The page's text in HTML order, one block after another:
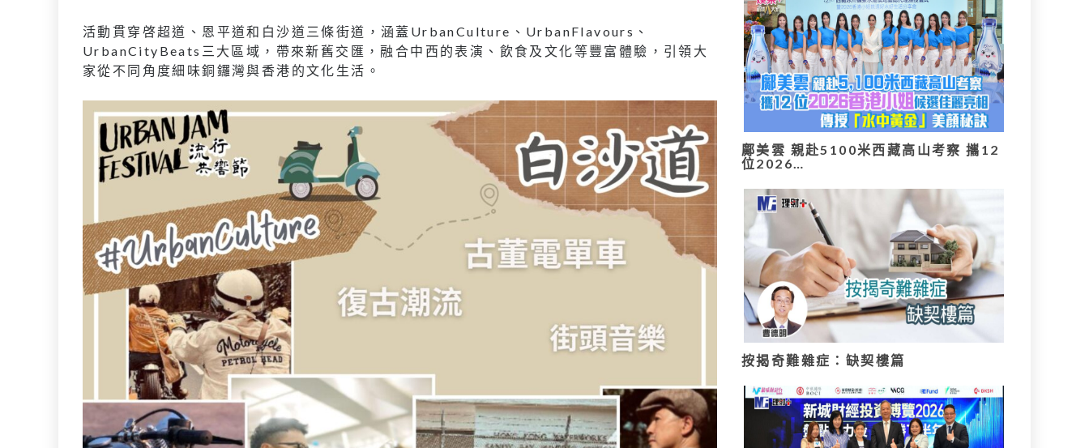
活動貫穿啓超道、恩平道和白沙道三條街道，涵蓋UrbanCulture、UrbanFlavours、
UrbanCityBeats三大區域，帶來新舊交匯，融合中西的表演、飲食及文化等豐富體驗，引領大
家從不同角度細味銅鑼灣與香港的文化生活。
鄺美雲 親赴5100米西藏高山考察 攜12
位2026…
按揭奇難雜症：缺契樓篇